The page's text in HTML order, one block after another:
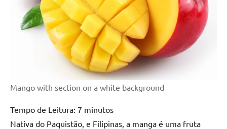
Mango with section on a white background
Tempo de Leitura: 7 minutos
Nativa do Paquistão, e Filipinas, a manga é uma fruta